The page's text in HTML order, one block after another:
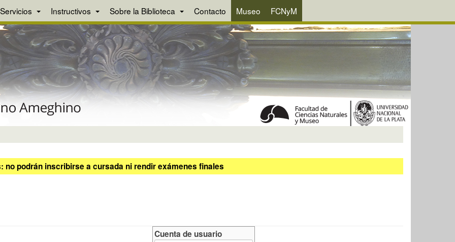
Servicios Instructivos Sobre la Biblioteca Contacto Museo FCNyM
podrán inscribirse a cursada ni rendir exámenes finales
Cuenta de usuario